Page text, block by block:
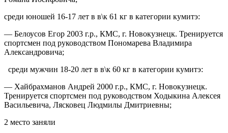
среди юношей 16-17 лет в в\к 61 кг в категории кумитэ:
— Белоусов Егор 2003 г.р., КМС, г. Новокузнецк. Тренируется
спортсмен под руководством Пономарева Владимира
Александровича;
среди мужчин 18-20 лет в в\к 60 кг в категории кумитэ:
— Хайбрахманов Андрей 2000 г.р., КМС, г. Новокузнецк.
Тренируется спортсмен под руководством Ходыкина Алексея
Васильевича, Лясковец Людмилы Дмитриевны;
2 место заняли